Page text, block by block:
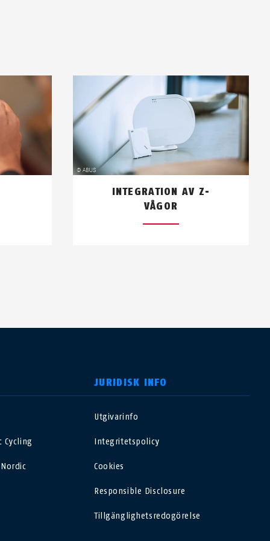
INTEGRATION AV Z-
VÅGOR
Cycling
JURIDISK INFO
Utgivarinfo
Integritetspolicy
Cookies
Responsible Disclosure
Tillgänglighetsredogörelse
Polska
España